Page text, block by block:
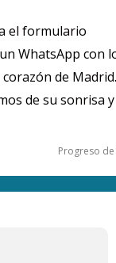
el formulario
WhatsApp con
de
de su sonrisa
Progreso